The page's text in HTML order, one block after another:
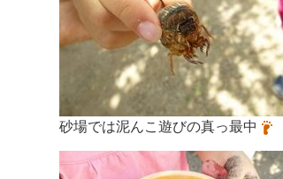
砂場では泥んこ遊びの真っ最中